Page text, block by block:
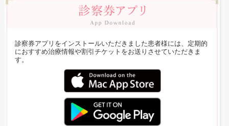
診察券アプリをインストールいただきました患者様には、定期的
におすすめ治療情報や割引チケットをお送りさせていただきま
す。